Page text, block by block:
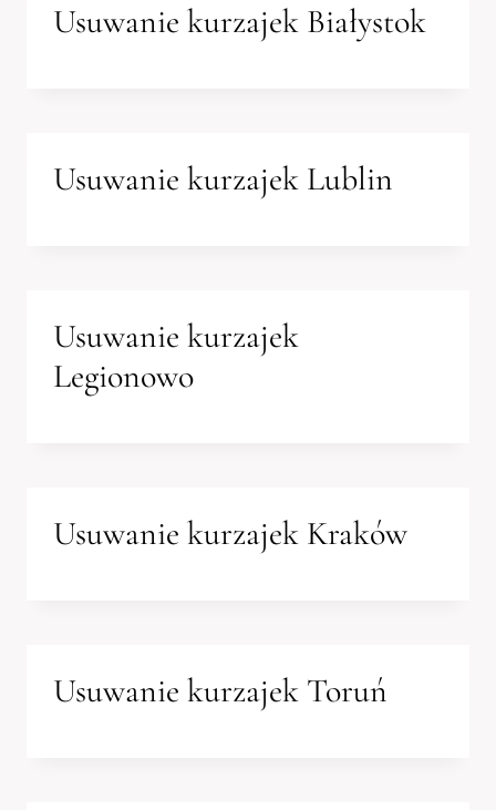
Usuwanie kurzajek Białystok
Usuwanie kurzajek Lublin
Usuwanie kurzajek
Legionowo
Usuwanie kurzajek Kraków
Usuwanie kurzajek Toruń